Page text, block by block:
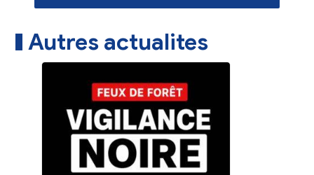
Autres actualites